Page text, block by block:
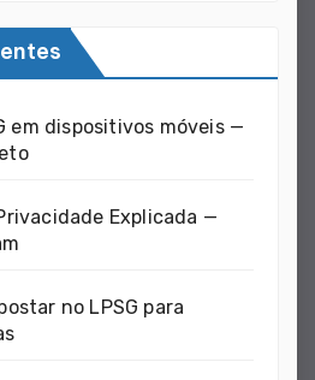
em dispositivos móveis —
Explicada —
no LPSG para